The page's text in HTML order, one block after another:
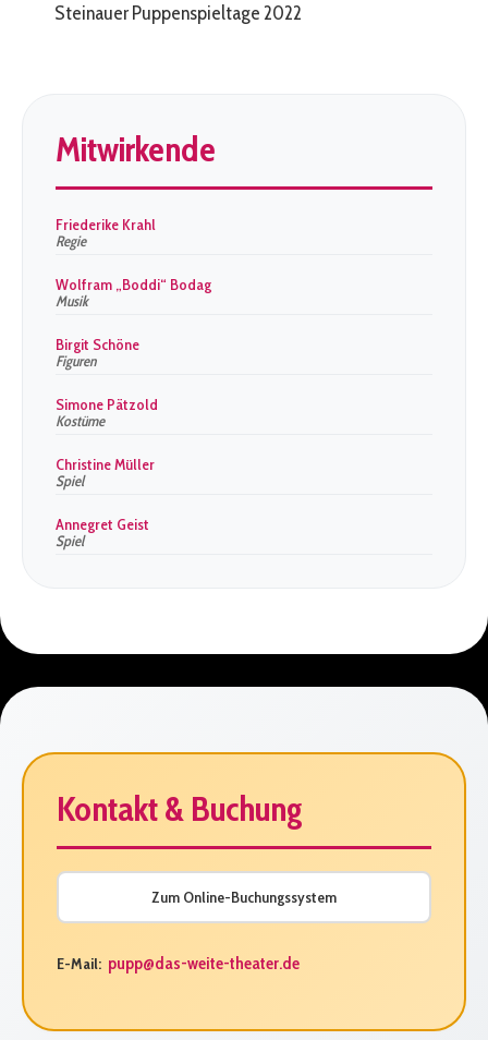
Steinauer Puppenspieltage 2022
Mitwirkende
Friederike Krahl
Regie
Wolfram „Boddi“ Bodag
Musik
Birgit Schöne
Figuren
Simone Pätzold
Kostüme
Christine Müller
Spiel
Annegret Geist
Spiel
Kontakt & Buchung
Zum Online-Buchungssystem
E-Mail: pupp@das-weite-theater.de